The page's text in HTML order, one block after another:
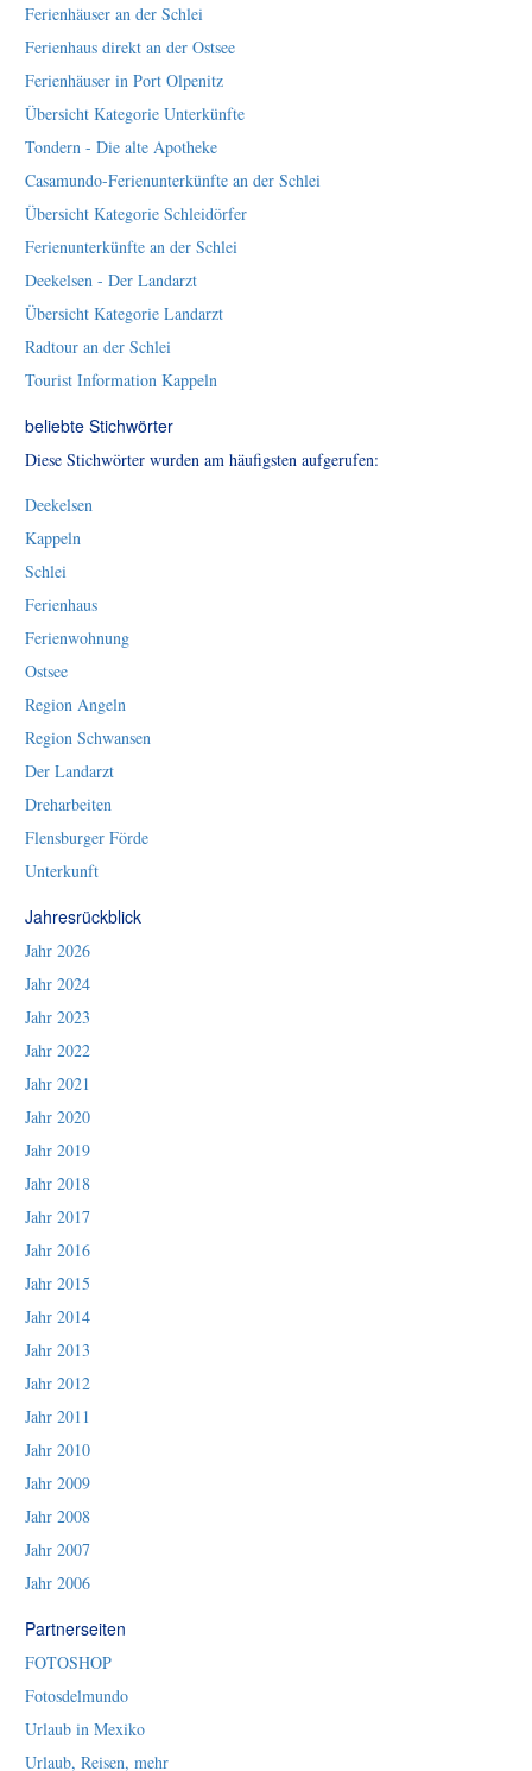
Ferienhäuser an der Schlei
Ferienhaus direkt an der Ostsee
Ferienhäuser in Port Olpenitz
Übersicht Kategorie Unterkünfte
Tondern - Die alte Apotheke
Casamundo-Ferienunterkünfte an der Schlei
Übersicht Kategorie Schleidörfer
Ferienunterkünfte an der Schlei
Deekelsen - Der Landarzt
Übersicht Kategorie Landarzt
Radtour an der Schlei
Tourist Information Kappeln
beliebte Stichwörter
Diese Stichwörter wurden am häufigsten aufgerufen:
Deekelsen
Kappeln
Schlei
Ferienhaus
Ferienwohnung
Ostsee
Region Angeln
Region Schwansen
Der Landarzt
Dreharbeiten
Flensburger Förde
Unterkunft
Jahresrückblick
Jahr 2026
Jahr 2024
Jahr 2023
Jahr 2022
Jahr 2021
Jahr 2020
Jahr 2019
Jahr 2018
Jahr 2017
Jahr 2016
Jahr 2015
Jahr 2014
Jahr 2013
Jahr 2012
Jahr 2011
Jahr 2010
Jahr 2009
Jahr 2008
Jahr 2007
Jahr 2006
Partnerseiten
FOTOSHOP
Fotosdelmundo
Urlaub in Mexiko
Urlaub, Reisen, mehr